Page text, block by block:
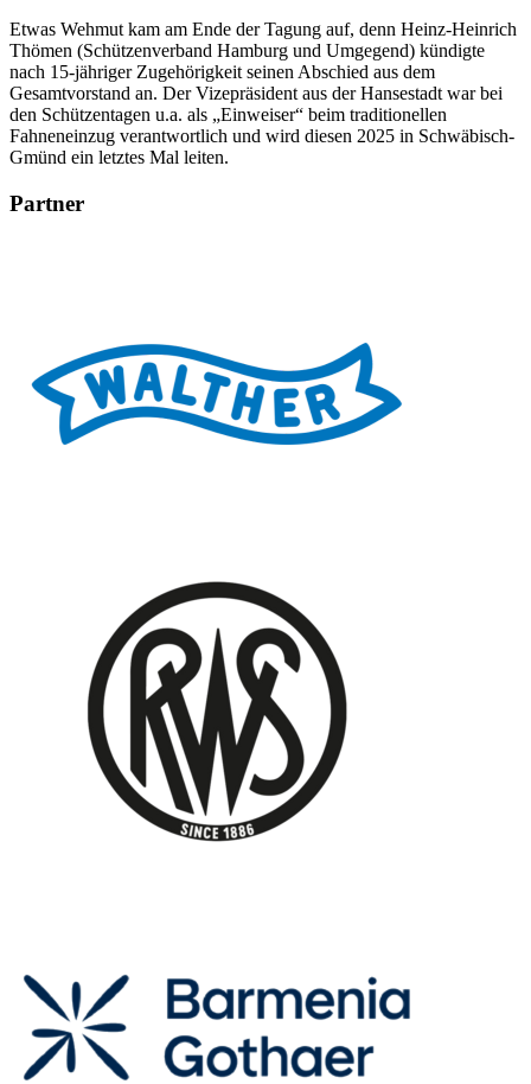
Etwas Wehmut kam am Ende der Tagung auf, denn Heinz-Heinrich
Thömen (Schützenverband Hamburg und Umgegend) kündigte
nach 15-jähriger Zugehörigkeit seinen Abschied aus dem
Gesamtvorstand an. Der Vizepräsident aus der Hansestadt war bei
den Schützentagen u.a. als „Einweiser“ beim traditionellen
Fahneneinzug verantwortlich und wird diesen 2025 in Schwäbisch-
Gmünd ein letztes Mal leiten.
Partner